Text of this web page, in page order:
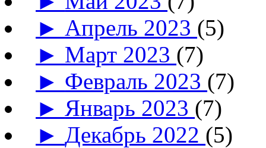
► Апрель 2023 (5)
► Март 2023 (7)
► Февраль 2023 (7)
► Январь 2023 (7)
►Декабрь 2022 (5)